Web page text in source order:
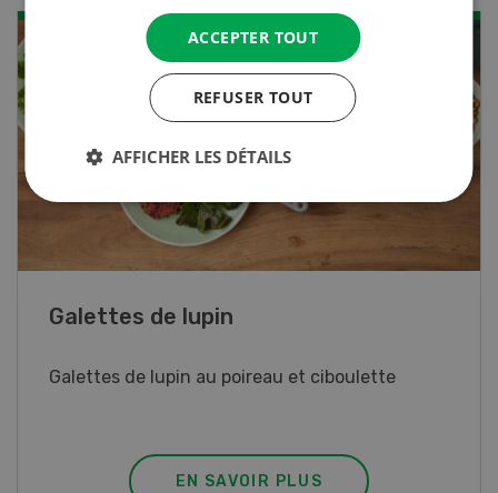
Rouleaux de printemps
Rouleaux de printemps aux poulet
EN SAVOIR PLUS
ACCEPTER TOUT
REFUSER TOUT
AFFICHER LES DÉTAILS